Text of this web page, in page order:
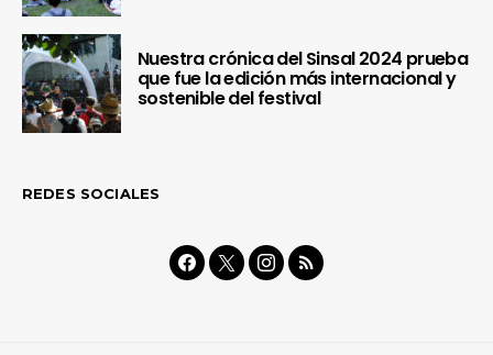
Nuestra crónica del Sinsal 2024 prueba
que fue la edición más internacional y
sostenible del festival
REDES SOCIALES